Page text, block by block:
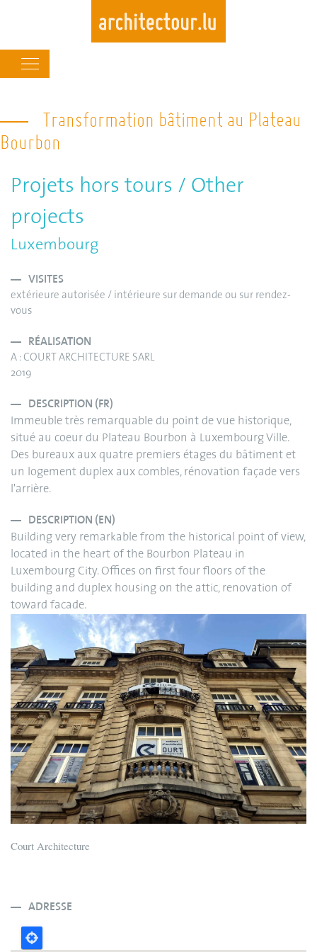
to
main
navigation
Transformation bâtiment au Plateau
Bourbon
Projets hors tours / Other
projects
Luxembourg
VISITES
extérieure autorisée / intérieure sur demande ou sur rendez-
vous
RÉALISATION
A : COURT ARCHITECTURE SARL
2019
DESCRIPTION (FR)
Immeuble très remarquable du point de vue historique,
situé au coeur du Plateau Bourbon à Luxembourg Ville.
Des bureaux aux quatre premiers étages du bâtiment et
un logement duplex aux combles, rénovation façade vers
l'arrière.
DESCRIPTION (EN)
Building very remarkable from the historical point of view,
located in the heart of the Bourbon Plateau in
Luxembourg City. Offices on first four floors of the
building and duplex housing on the attic, renovation of
toward facade.
Court Architecture
ADRESSE